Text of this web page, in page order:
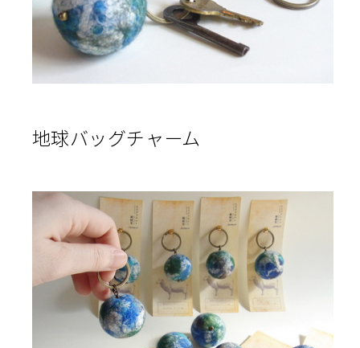
地球バッグチャーム